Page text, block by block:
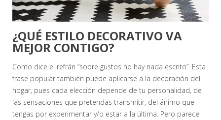
¿QUÉ ESTILO DECORATIVO VA
MEJOR CONTIGO?
Como dice el refrán “sobre gustos no hay nada escrito”. Esta
frase popular también puede aplicarse a la decoración del
hogar, pues cada elección depende de tu personalidad, de
las sensaciones que pretendas transmitir, del ánimo que
tengas por experimentar y/o estar a la última. Pero parece